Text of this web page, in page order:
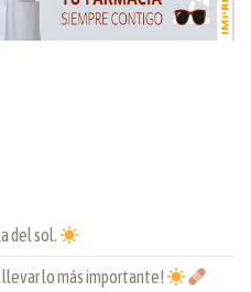
del sol.
llevar lo más importante!